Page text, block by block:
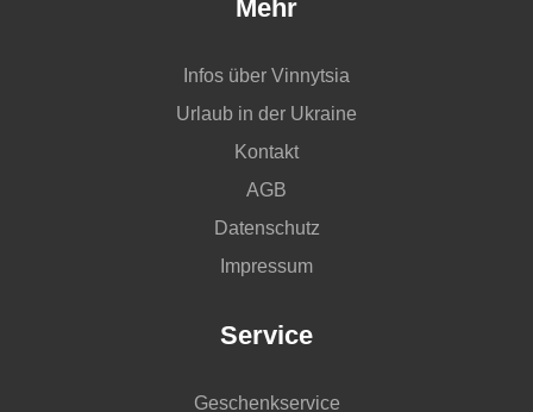
Mehr
Infos über Vinnytsia
Urlaub in der Ukraine
Kontakt
AGB
Datenschutz
Impressum
Service
Geschenkservice